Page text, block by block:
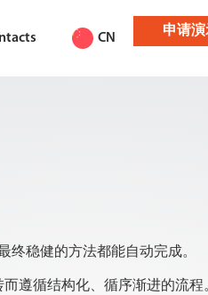
CN 申请演
终稳健的方法都能自动完成。
遵循结构化、循序渐进的流